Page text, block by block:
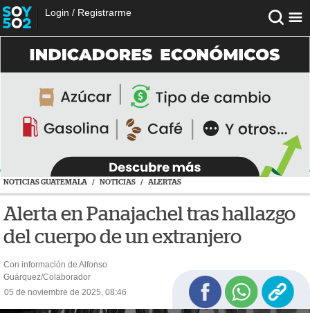
Login / Registrarme
NOTICIAS GUATEMALA / NOTICIAS / ALERTAS
Alerta en Panajachel tras hallazgo
del cuerpo de un extranjero
Con información de Alfonso
Guárquez/Colaborador
05 de noviembre de 2025, 08:46